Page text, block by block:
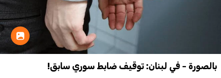
بالصورة - في لبنان: توقيف ضابط سوري سابق!